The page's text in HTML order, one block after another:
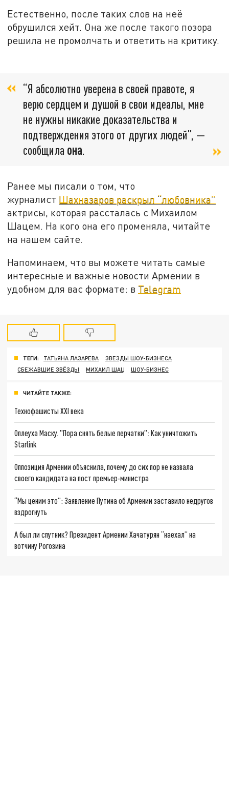
Естественно, после таких слов на неё
обрушился хейт. Она же после такого позора
решила не промолчать и ответить на критику.
“Я абсолютно уверена в своей правоте, я
верю сердцем и душой в свои идеалы, мне
не нужны никакие доказательства и
подтверждения этого от других людей”, —
сообщила она.
Ранее мы писали о том, что
журналист Шахназаров раскрыл “любовника”
актрисы, которая рассталась с Михаилом
Шацем. На кого она его променяла, читайте
на нашем сайте.
Напоминаем, что вы можете читать самые
интересные и важные новости Армении в
удобном для вас формате: в Telegram
ТЕГИ: ТАТЬЯНА ЛАЗАРЕВА
ЗВЕЗДЫ ШОУ-БИЗНЕСА
СБЕЖАВШИЕ ЗВЁЗДЫ
МИХАИЛ ШАЦ ШОУ-БИЗНЕС
ЧИТАЙТЕ ТАКЖЕ:
Технофашисты XXI века
Оплеуха Маску. "Пора снять белые перчатки": Как уничтожить
Starlink
Оппозиция Армении объяснила, почему до сих пор не назвала
своего кандидата на пост премьер-министра
“Мы ценим это”: Заявление Путина об Армении заставило недругов
вздрогнуть
А был ли спутник? Президент Армении Хачатурян “наехал” на
вотчину Рогозина